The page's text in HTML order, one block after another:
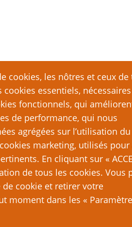
cookies, les nôtres et ceux de
essentiels,
fonctionnels, qui
de performance, qui nous
agrégées sur l’utilisation
marketing, utilisés
En cliquant sur «
de tous les cookies. Vous
cookie et retirer votre
moment dans les «